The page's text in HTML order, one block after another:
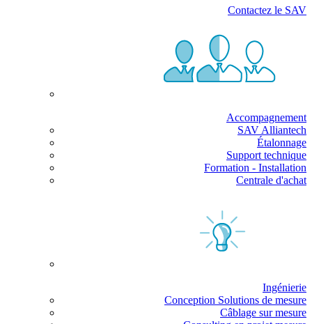
Contactez le SAV
Accompagnement
SAV Alliantech
Étalonnage
Support technique
Formation - Installation
Centrale d'achat
Ingénierie
Conception Solutions de mesure
Câblage sur mesure